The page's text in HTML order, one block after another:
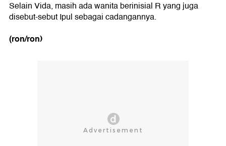
Selain Vida, masih ada wanita berinisial R yang juga
disebut-sebut Ipul sebagai cadangannya.
(ron/ron)